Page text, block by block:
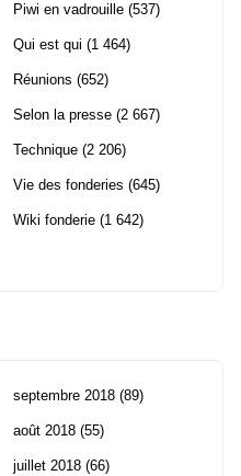
Piwi en vadrouille (537)
Qui est qui (1 464)
Réunions (652)
Selon la presse (2 667)
Technique (2 206)
Vie des fonderies (645)
Wiki fonderie (1 642)
septembre 2018 (89)
août 2018 (55)
juillet 2018 (66)